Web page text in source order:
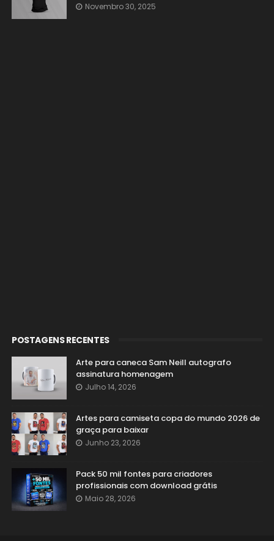
Novembro 30, 2025
POSTAGENS RECENTES
Arte para caneca Sam Neill autografo
assinatura homenagem
Julho 14, 2026
Artes para camiseta copa do mundo 2026 de
graça para baixar
Junho 23, 2026
Pack 50 mil fontes para criadores
profissionais com download grátis
Maio 28, 2026